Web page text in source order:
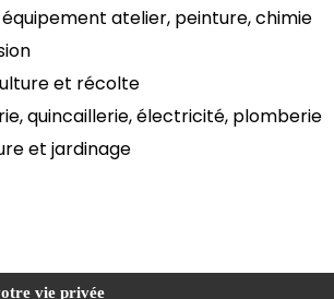
atelier, peinture, chimie
et récolte
quincaillerie, électricité, plomberie
et jardinage
vie privée